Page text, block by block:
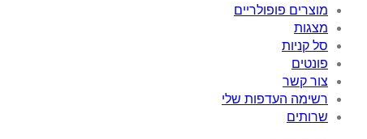
מוצרים פופולריים
מצגות
סל קניות
פונטים
צור קשר
רשימה העדפות שלי
שרותים